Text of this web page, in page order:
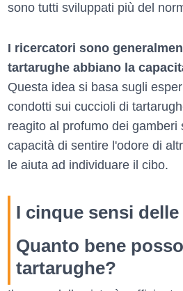
sono tutti sviluppati più del
I ricercatori sono
tartarughe abbiano la
Questa idea si basa sugli
condotti sui cuccioli di
reagito al profumo dei gamberi
capacità di sentire l'odore di
le aiuta ad individuare il cibo.
I cinque sensi
Quanto bene
tartarughe?